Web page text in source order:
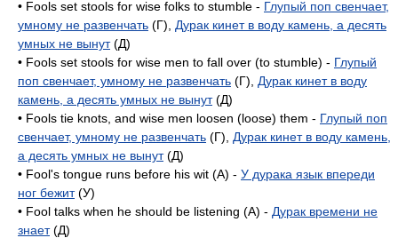
• Fools set stools for wise folks to stumble - Глупый поп свенчает,
умному не развенчать (Г), Дурак кинет в воду камень, а десять
умных не вынут(Д)
• Fools set stools for wise men to fall over (to stumble) - Глупый
поп свенчает, умному не развенчать (Г), Дурак кинет в воду
камень, а десять умных не вынут(Д)
• Fools tie knots, and wise men loosen (loose) them - Глупый поп
свенчает, умному не развенчать (Г), Дурак кинет в воду камень,
а десять умных не вынут(Д)
• Fool's tongue runs before his wit (A) - У дурака язык впереди
ног бежит(У)
• Fool talks when he should be listening (A) - Дурак времени не
знает(Д)